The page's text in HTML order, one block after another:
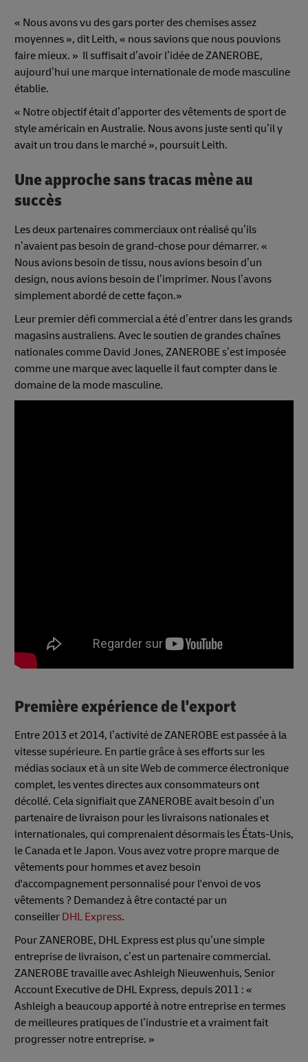
« Nous avons vu des gars porter des chemises assez
moyennes », dit Leith, « nous savions que nous pouvions
faire mieux. » Il suffisait d’avoir l’idée de ZANEROBE,
aujourd’hui une marque internationale de mode masculine
établie.
« Notre objectif était d’apporter des vêtements de sport de
style américain en Australie. Nous avons juste senti qu’il y
avait un trou dans le marché », poursuit Leith.
Une approche sans tracas mène au
succès
Les deux partenaires commerciaux ont réalisé qu’ils
n’avaient pas besoin de grand-chose pour démarrer. «
Nous avions besoin de tissu, nous avions besoin d’un
design, nous avions besoin de l’imprimer. Nous l’avons
simplement abordé de cette façon.»
Leur premier défi commercial a été d’entrer dans les grands
magasins australiens. Avec le soutien de grandes chaînes
nationales comme David Jones, ZANEROBE s’est imposée
comme une marque avec laquelle il faut compter dans le
domaine de la mode masculine.
Première expérience de l'export
Entre 2013 et 2014, l’activité de ZANEROBE est passée à la
vitesse supérieure. En partie grâce à ses efforts sur les
médias sociaux et à un site Web de commerce électronique
complet, les ventes directes aux consommateurs ont
décollé. Cela signifiait que ZANEROBE avait besoin d’un
partenaire de livraison pour les livraisons nationales et
internationales, qui comprenaient désormais les États-Unis,
le Canada et le Japon. Vous avez votre propre marque de
vêtements pour hommes et avez besoin
d'accompagnement personnalisé pour l'envoi de vos
vêtements ? Demandez à être contacté par un
conseiller DHL Express.
Pour ZANEROBE, DHL Express est plus qu’une simple
entreprise de livraison, c’est un partenaire commercial.
ZANEROBE travaille avec Ashleigh Nieuwenhuis, Senior
Account Executive de DHL Express, depuis 2011 : «
Ashleigh a beaucoup apporté à notre entreprise en termes
de meilleures pratiques de l’industrie et a vraiment fait
progresser notre entreprise. »